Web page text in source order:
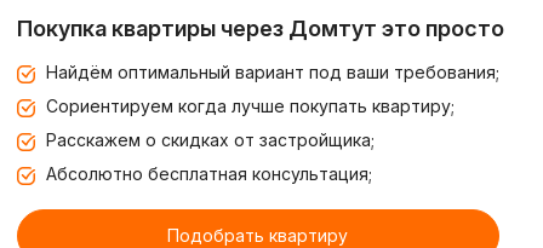
Покупка квартиры через Домтут это просто
Найдём оптимальный вариант под ваши требования;
Сориентируем когда лучше покупать квартиру;
Расскажем о скидках от застройщика;
Абсолютно бесплатная консультация;
Подобрать квартиру